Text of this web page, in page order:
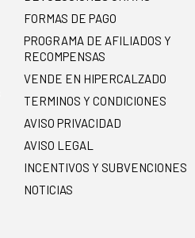
FORMAS DE PAGO
PROGRAMA DE AFILIADOS Y
RECOMPENSAS
VENDE EN HIPERCALZADO
TERMINOS Y CONDICIONES
AVISO PRIVACIDAD
AVISO LEGAL
INCENTIVOS Y SUBVENCIONES
NOTICIAS